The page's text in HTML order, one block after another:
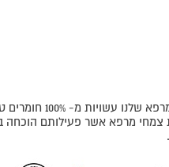
מ- 100% חומרים טבעיים.
צמחי מרפא אשר פעילותם
.